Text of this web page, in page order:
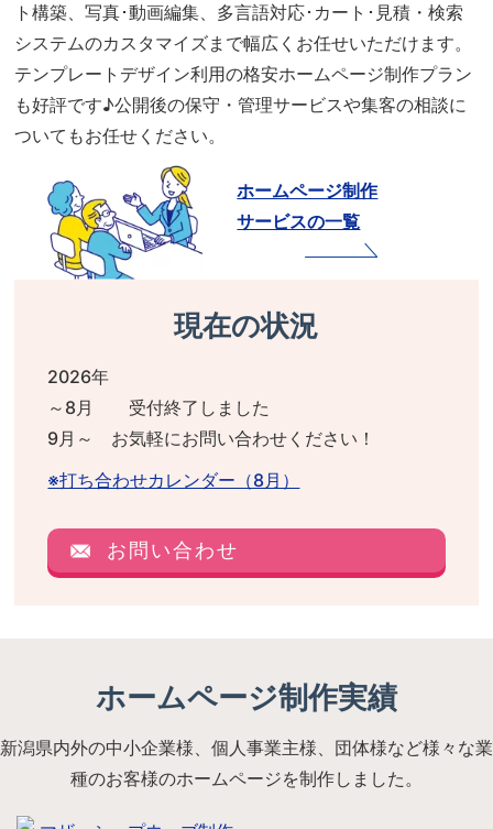
ト構築、写真･動画編集、多言語対応･カート･見積・検索
システムのカスタマイズまで幅広くお任せいただけます。
テンプレートデザイン利用の格安ホームページ制作プラン
も好評です♪公開後の保守・管理サービスや集客の相談に
ついてもお任せください。
ホームページ制作
サービスの一覧
現在の状況
2026年
～8月 受付終了しました
9月～ お気軽にお問い合わせください！
※打ち合わせカレンダー（8月）
お問い合わせ
ホームページ制作実績
新潟県内外の中小企業様、個人事業主様、団体様など様々な業
種のお客様のホームページを制作しました。